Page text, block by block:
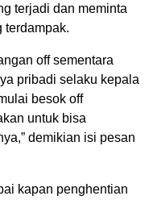
terjadi dan meminta
terdampak.
off sementara
pribadi selaku kepala
besok off
untuk bisa
demikian isi pesan
kapan penghentian